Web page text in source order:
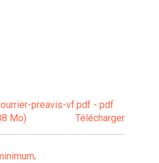
preavis-vf.pdf - pdf
Mo)
Télécharger